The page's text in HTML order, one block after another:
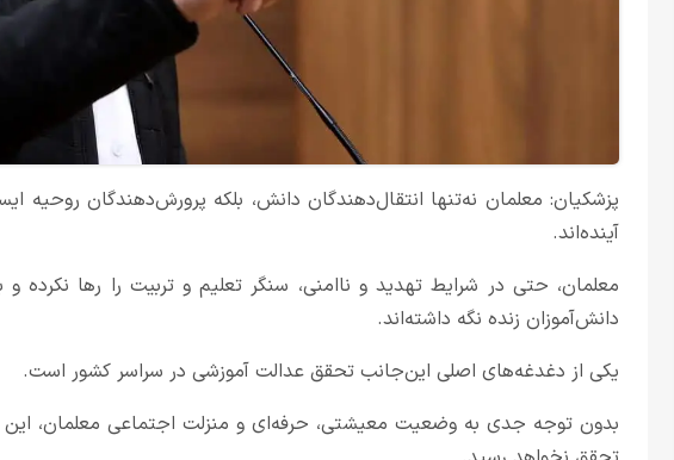
پزشکیان: معلمان نه‌تنها انتقال‌دهندگان دانش، بلکه پرورش‌دهندگان روحیه
آینده‌اند.
معلمان، حتی در شرایط تهدید و ناامنی، سنگر تعلیم و تربیت را رها نکرده و
دانش‌آموزان زنده نگه داشته‌اند.
یکی از دغدغه‌های اصلی‌ این‌جانب تحقق عدالت آموزشی در سراسر کشور است.
بدون توجه جدی به وضعیت معیشتی، حرفه‌ای و منزلت اجتماعی معلمان،